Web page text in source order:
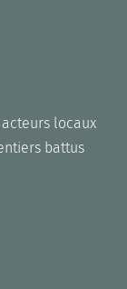
locaux
battus